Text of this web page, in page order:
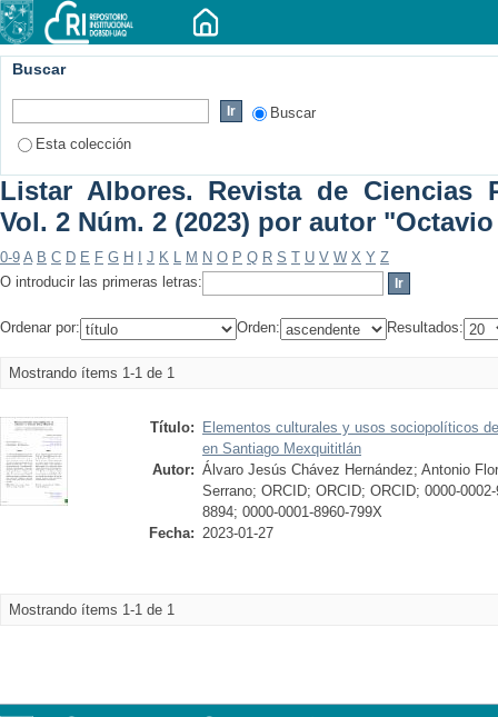
Buscar
Buscar
Esta colección
Listar Albores. Revista de Ciencias
Vol. 2 Núm. 2 (2023) por autor
0-9 A B C D E F G H J K L M N O P Q R S T U V W X Y Z
O introducir las primeras letras:
Ordenar por: Orden: Resultados:
Mostrando ítems 1-1 de 1
Título:
Elementos culturales y usos sociopolíticos
en Santiago Mexquititlán
Autor: Álvaro Jesús Chávez Hernández; Antonio
Serrano; ORCID; ORCID; ORCID; 0000-
8894; 0000-0001-8960-799X
Fecha: 2023-01-27
Mostrando ítems 1-1 de 1